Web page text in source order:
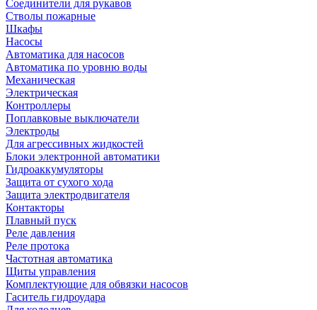
Соединители для рукавов
Стволы пожарные
Шкафы
Насосы
Автоматика для насосов
Автоматика по уровню воды
Механическая
Электрическая
Контроллеры
Поплавковые выключатели
Электроды
Для агрессивных жидкостей
Блоки электронной автоматики
Гидроаккумуляторы
Защита от сухого хода
Защита электродвигателя
Контакторы
Плавный пуск
Реле давления
Реле протока
Частотная автоматика
Щиты управления
Комплектующие для обвязки насосов
Гаситель гидроудара